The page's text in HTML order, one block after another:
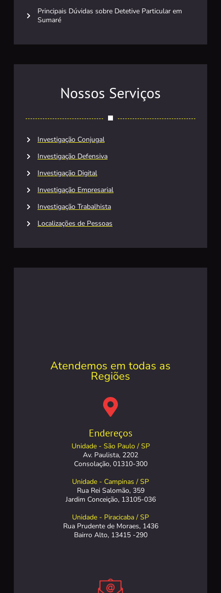
Principais Dúvidas sobre Detetive Particular em
Sumaré
Nossos Serviços
Investigação Conjugal
Investigação Defensiva
Investigação Digital
Investigação Empresarial
Investigação Trabalhista
Localizações de Pessoas
Atendemos em todas as
Regiões
Endereços
Unidade - São Paulo / SP
Av. Paulista, 2202
Consolação, 01310-300
Unidade - Campinas / SP
Rua Rei Salomão, 359
Jardim Conceição, 13105-036
Unidade - Piracicaba / SP
Rua Prudente de Moraes, 1436
Bairro Alto, 13415 -290